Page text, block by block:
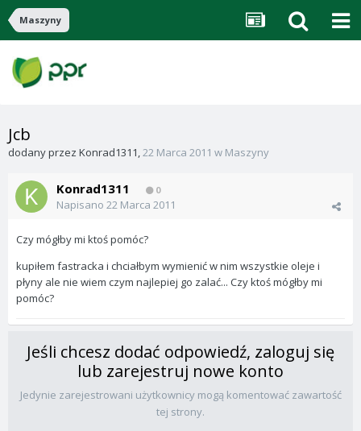
Maszyny
Jcb
dodany przez Konrad1311,22 Marca 2011 w Maszyny
Konrad1311 0
Napisano 22 Marca 2011
Czy mógłby mi ktoś pomóc?
kupiłem fastracka i chciałbym wymienić w nim wszystkie oleje i
płyny ale nie wiem czym najlepiej go zalać... Czy ktoś mógłby mi
pomóc?
Jeśli chcesz dodać odpowiedź, zaloguj się
lub zarejestruj nowe konto
Jedynie zarejestrowani użytkownicy mogą komentować zawartość
tej strony.